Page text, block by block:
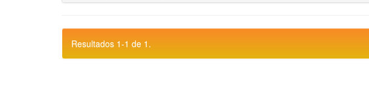
Resultados 1-1 de 1.